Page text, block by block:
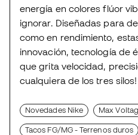
energía en colores flúor
ignorar. Diseñadas para
como en rendimiento,
innovación, tecnología de
que grita velocidad,
cualquiera de los tres silos!
Novedades Nike Max
Tacos FG/MG - Terrenos duros